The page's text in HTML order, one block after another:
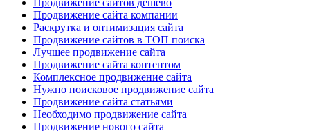
Продвижение сайтов дешево
Продвижение сайта компании
Раскрутка и оптимизация сайта
Продвижение сайтов в ТОП поиска
Лучшее продвижение сайта
Продвижение сайта контентом
Комплексное продвижение сайта
Нужно поисковое продвижение сайта
Продвижение сайта статьями
Необходимо продвижение сайта
Продвижение нового сайта